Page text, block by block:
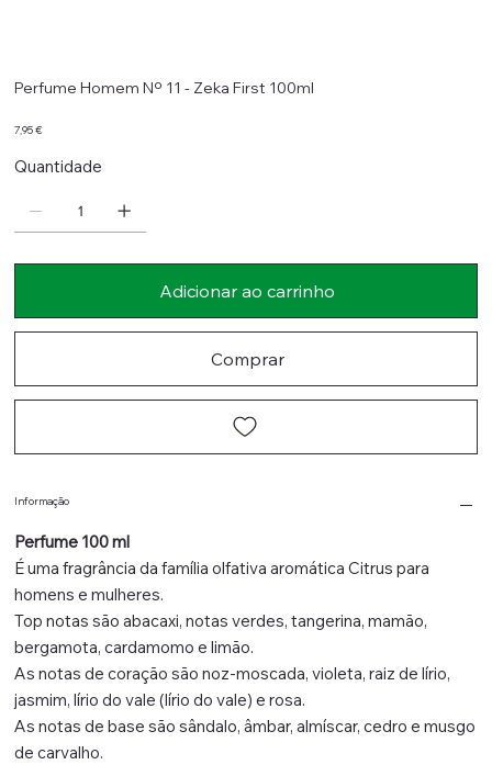
Perfume Homem Nº 11 - Zeka First 100ml
Preço
7,95 €
Quantidade
Adicionar ao carrinho
Comprar
Informação
Perfume 100 ml
É uma fragrância da família olfativa aromática Citrus para
homens e mulheres.
Top notas são abacaxi, notas verdes, tangerina, mamão,
bergamota, cardamomo e limão.
As notas de coração são noz-moscada, violeta, raiz de lírio,
jasmim, lírio do vale (lírio do vale) e rosa.
As notas de base são sândalo, âmbar, almíscar, cedro e musgo
de carvalho.